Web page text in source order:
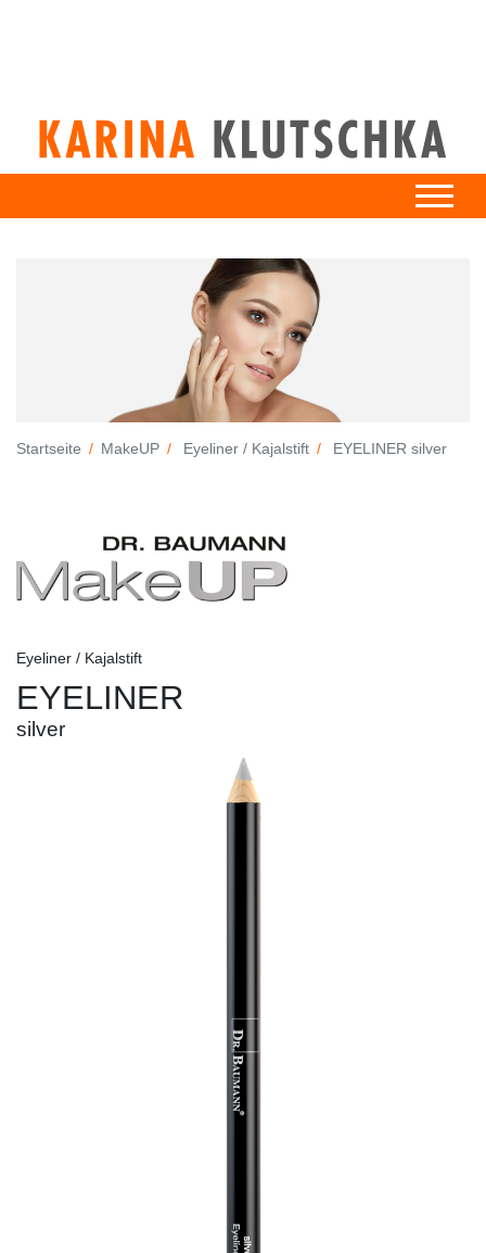
Startseite MakeUP Eyeliner / Kajalstift EYELINER silver
Eyeliner / Kajalstift
EYELINER
silver